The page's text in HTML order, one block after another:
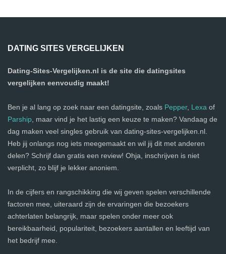
DATING SITES VERGELIJKEN
Dating-Sites-Vergelijken.nl is de site die datingsites
vergelijken eenvoudig maakt!
Ben je al lang op zoek naar een datingsite, zoals Pepper, Lexa of
Parship , maar vind je het lastig een keuze te maken? Vandaag de
dag maken veel singles gebruik van dating-sites-vergelijken.nl.
Heb jij onlangs nog iets meegemaakt en wil jij dit met anderen
delen? Schrijf dan gratis een review! Ohja, inschrijven is niet
verplicht, zo blijf je lekker anoniem.
In de cijfers en rangschikking die wij geven spelen verschillende
factoren mee, uiteraard zijn de ervaringen die bezoekers
achterlaten belangrijk, maar spelen onder meer ook
bereikbaarheid, populariteit, bezoekers aantallen en leeftijd van
het bedrijf mee.